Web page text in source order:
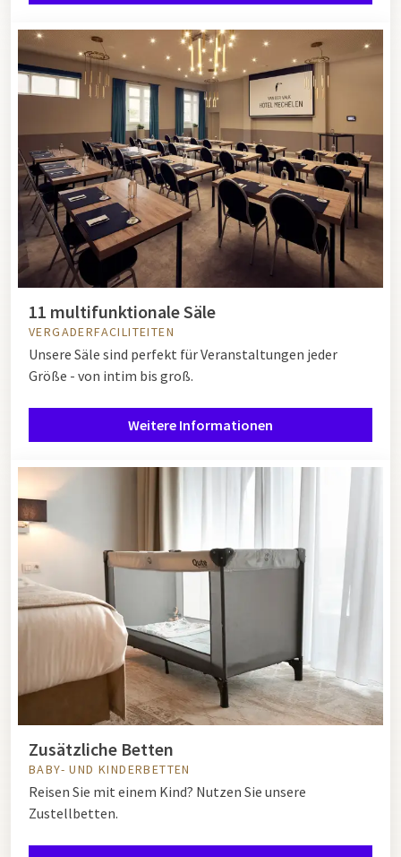
11 multifunktionale Säle
VERGADERFACILITEITEN
Unsere Säle sind perfekt für Veranstaltungen jeder
Größe - von intim bis groß.
Weitere Informationen
Zusätzliche Betten
BABY- UND KINDERBETTEN
Reisen Sie mit einem Kind? Nutzen Sie unsere
Zustellbetten.